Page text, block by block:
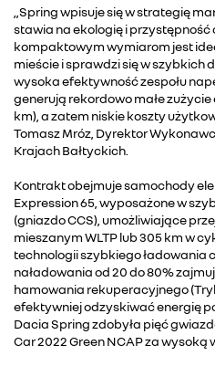
„Spring wpisuje się w strategię
stawia na ekologię i przystępność
kompaktowym wymiarom jest
mieście i sprawdzi się w szybkich
wysoka efektywność zespołu
generują rekordowo małe zużycie
km), a zatem niskie koszty
Tomasz Mróz, Dyrektor
Krajach Bałtyckich.
Kontrakt obejmuje samochody
Expression 65, wyposażone w
(gniazdo CCS), umożliwiające
mieszanym WLTP lub 305 km w
technologii szybkiego ładowania
naładowania od 20 do 80%
hamowania rekuperacyjnego
efektywniej odzyskiwać energię
Dacia Spring zdobyła pięć
Car 2022 Green NCAP za